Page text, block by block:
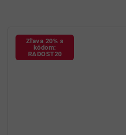
Zľava 20% s
kódom:
RADOST20